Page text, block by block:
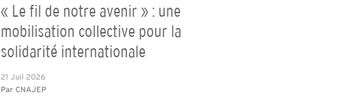
« Le fil de notre avenir » : une
mobilisation collective pour la
solidarité internationale
21 Juil 2026
ParCNAJEP